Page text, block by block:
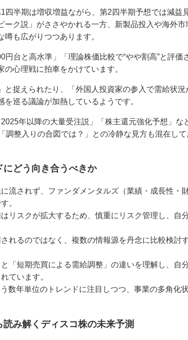
四半期は増収増益ながら、第2四半期予想では減益
ーク説」がささやかれる一方、新製品投入や海外
も広がりつつあります。
台と高水準」「理論株価比較で“やや割高”と評価
心理戦に拍車をかけています。
と捉えられたり、「外国人投資家の参入で需給状
巡る議論が加熱しているようです。
年以降の大量受注説」「株主還元強化予想」な
調整入りの合図では？」との冷静な見方も混在し
どう向き合うべきか
流されず、ファンダメンタルズ（業績・成長性・
。
リスクが拡大するため、慎重にリスク管理し、自
れるのではなく、複数の情報源を丹念に比較検討
「短期売買による需給調整」の違いを理解し、自
ています。
数年単位のトレンドに注目しつつ、事業の多角化
み解くディスコ株の未来予測